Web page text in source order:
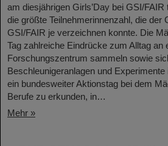
am diesjährigen Girls’Day bei GSI/
die größte Teilnehmerinnenzahl, die der
GSI/FAIR je verzeichnen konnte. Die
Tag zahlreiche Eindrücke zum Alltag an
Forschungszentrum sammeln sowie
Beschleunigeranlagen und
ein bundesweiter Aktionstag bei dem
Berufe zu erkunden, in…
Mehr »